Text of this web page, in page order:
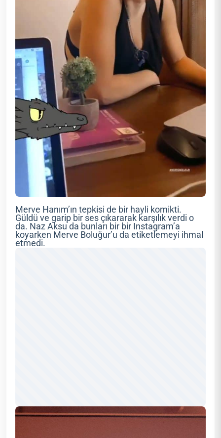
Merve Hanım’ın tepkisi de bir hayli komikti.
Güldü ve garip bir ses çıkararak karşılık verdi o
da. Naz Aksu da bunları bir bir Instagram’a
koyarken Merve Boluğur’u da etiketlemeyi ihmal
etmedi.